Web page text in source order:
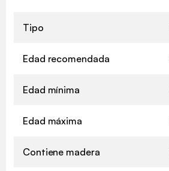
Tipo
Edad recomendada
Edad mínima
Edad máxima
Contiene madera